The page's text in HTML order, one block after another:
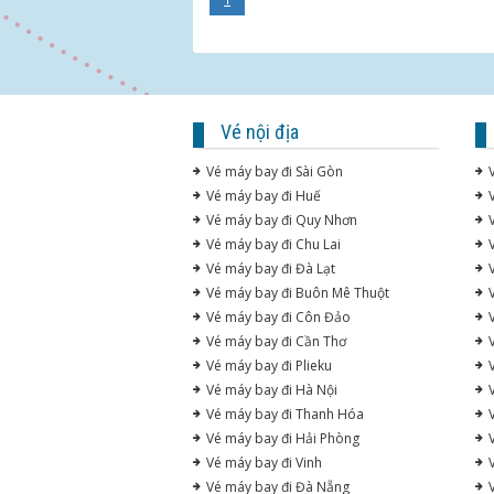
Vé nội địa
Vé máy bay đi Sài Gòn
Vé máy bay đi Huế
Vé máy bay đi Quy Nhơn
Vé máy bay đi Chu Lai
Vé máy bay đi Đà Lạt
Vé máy bay đi Buôn Mê Thuột
Vé máy bay đi Côn Đảo
Vé máy bay đi Cần Thơ
Vé máy bay đi Plieku
Vé máy bay đi Hà Nội
Vé máy bay đi Thanh Hóa
Vé máy bay đi Hải Phòng
Vé máy bay đi Vinh
Vé máy bay đi Đà Nẵng